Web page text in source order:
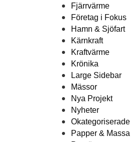
Fjärrvärme
Företag i Fokus
Hamn & Sjöfart
Kärnkraft
Kraftvärme
Krönika
Large Sidebar
Mässor
Nya Projekt
Nyheter
Okategoriserade
Papper & Massa